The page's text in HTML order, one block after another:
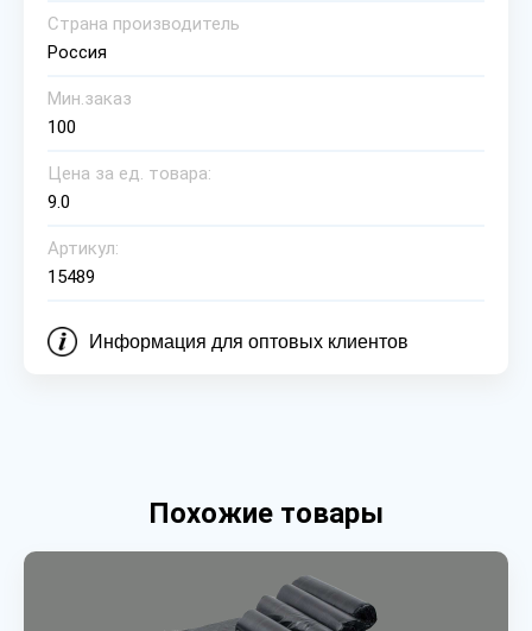
Страна производитель
Россия
Мин.заказ
100
Цена за ед. товара:
9.0
Артикул:
15489
Информация для оптовых клиентов
Похожие товары